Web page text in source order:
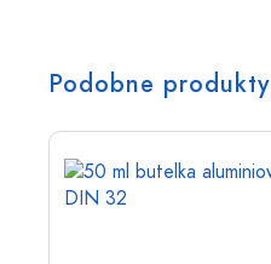
Podobne produkty